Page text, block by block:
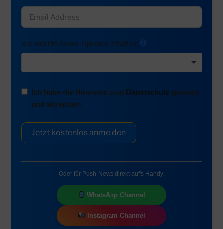
Ich möchte News-Updates erhalten:
Ich habe die Hinweise zum Datenschutz gelesen
und akzeptiert.
Jetzt kostenlos anmelden
Oder für Push-News direkt auf's Handy:
WhatsApp Channel
Instagram Channel